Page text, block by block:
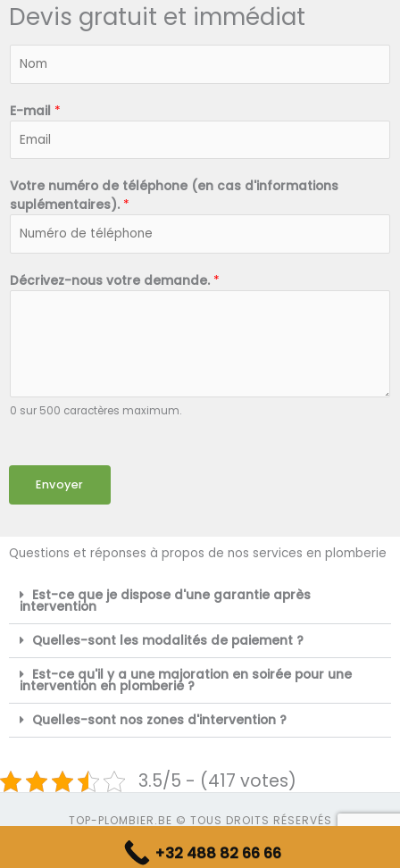
Devis gratuit et immédiat
*
E-mail *
Votre numéro de téléphone (en cas d'informations
suplémentaires). *
Décrivez-nous votre demande. *
0 sur 500 caractères maximum.
Envoyer
Questions et réponses à propos de nos services en plomberie
Est-ce que je dispose d'une garantie après
intervention
Quelles-sont les modalités de paiement ?
Est-ce qu'il y a une majoration en soirée pour une
intervention en plomberie ?
Quelles-sont nos zones d'intervention ?
3.5/5 - (417 votes)
TOP-PLOMBIER.BE © TOUS DROITS RÉSERVÉS
SERVICES TOP PLOMBIER - TVA : BE0754.541.719
+32 488 82 66 66